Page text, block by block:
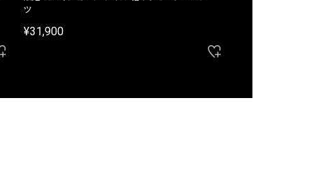
ツ
¥31,900